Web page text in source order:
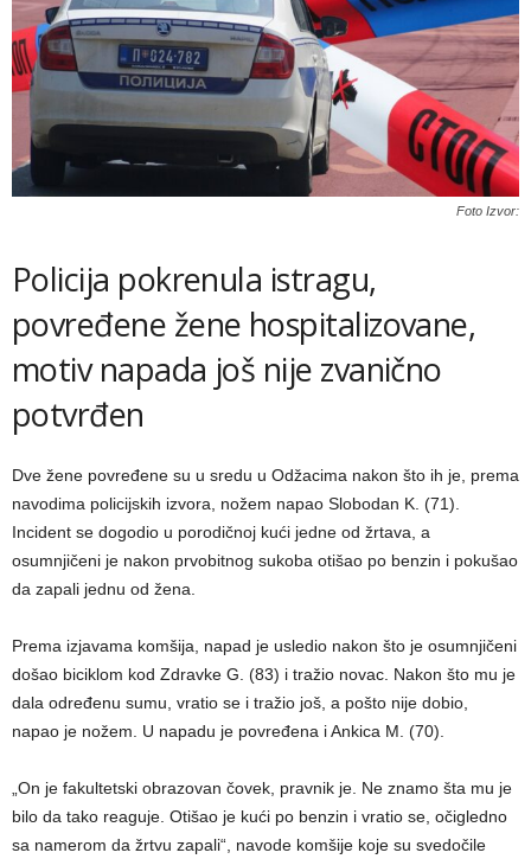
Foto Izvor:
Policija pokrenula istragu,
povređene žene hospitalizovane,
motiv napada još nije zvanično
potvrđen
Dve žene povređene su u sredu u Odžacima nakon što ih je, prema
navodima policijskih izvora, nožem napao Slobodan K. (71).
Incident se dogodio u porodičnoj kući jedne od žrtava, a
osumnjičeni je nakon prvobitnog sukoba otišao po benzin i pokušao
da zapali jednu od žena.
Prema izjavama komšija, napad je usledio nakon što je osumnjičeni
došao biciklom kod Zdravke G. (83) i tražio novac. Nakon što mu je
dala određenu sumu, vratio se i tražio još, a pošto nije dobio,
napao je nožem. U napadu je povređena i Ankica M. (70).
„On je fakultetski obrazovan čovek, pravnik je. Ne znamo šta mu je
bilo da tako reaguje. Otišao je kući po benzin i vratio se, očigledno
sa namerom da žrtvu zapali“, navode komšije koje su svedočile